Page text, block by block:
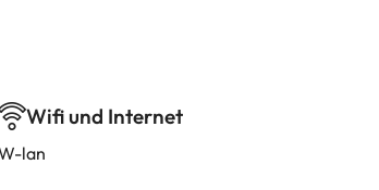
Wifi und Internet
lan